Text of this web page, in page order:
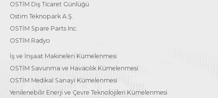
OSTİM Dış Ticaret Günlüğü
Ostim Teknopark A.Ş.
OSTİM Spare Parts Inc.
OSTİM Radyo
İş ve İnşaat Makineleri Kümelenmesi
OSTİM Savunma ve Havacılık Kümelenmesi
OSTİM Medikal Sanayi Kümelenmesi
Yenilenebilir Enerji ve Çevre Teknolojileri Kümelenmesi